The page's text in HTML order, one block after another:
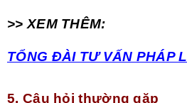
>> XEM THÊM:
TỔNG ĐÀI TƯ VẤN PHÁP
5. Câu hỏi thường gặp